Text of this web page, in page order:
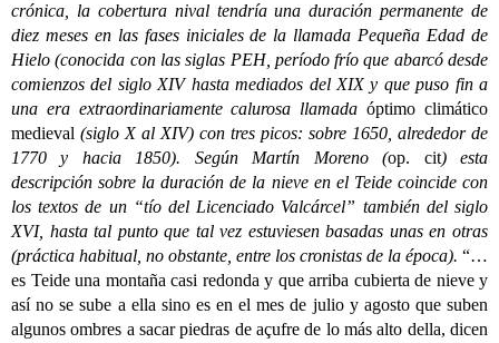
crónica, la cobertura nival tendría una duración permanente de
diez meses en las fases iniciales de la llamada Pequeña Edad de
Hielo (conocida con las siglas PEH, período frío que abarcó desde
comienzos del siglo XIV hasta mediados del XIX y que puso fin a
una era extraordinariamente calurosa llamada óptimo climático
medieval (siglo X al XIV) con tres picos: sobre 1650, alrededor de
1770 y hacia 1850). Según Martín Moreno (op. cit) esta
descripción sobre la duración de la nieve en el Teide coincide con
los textos de un “tío del Licenciado Valcárcel” también del siglo
XVI, hasta tal punto que tal vez estuviesen basadas unas en otras
(práctica habitual, no obstante, entre los cronistas de la época). “…
es Teide una montaña casi redonda y que arriba cubierta de nieve y
así no se sube a ella sino es en el mes de julio y agosto que suben
algunos ombres a sacar piedras de açufre de lo más alto della, dicen